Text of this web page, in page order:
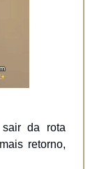
da rota
retorno,